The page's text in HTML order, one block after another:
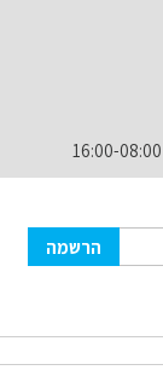
הרשמה